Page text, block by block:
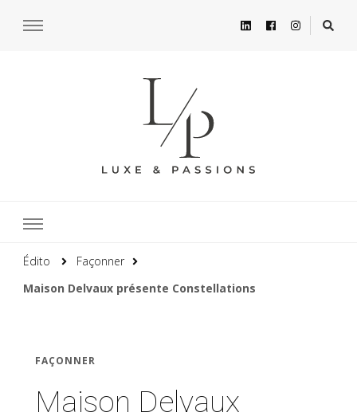
Édito
Façonner
Maison Delvaux présente Constellations
FAÇONNER
Maison Delvaux